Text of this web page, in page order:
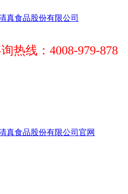
热线：4008-979-878